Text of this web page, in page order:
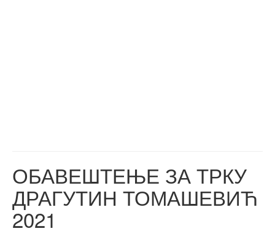
ОБАВЕШТЕЊЕ ЗА ТРКУ
ДРАГУТИН ТОМАШЕВИЋ
2021